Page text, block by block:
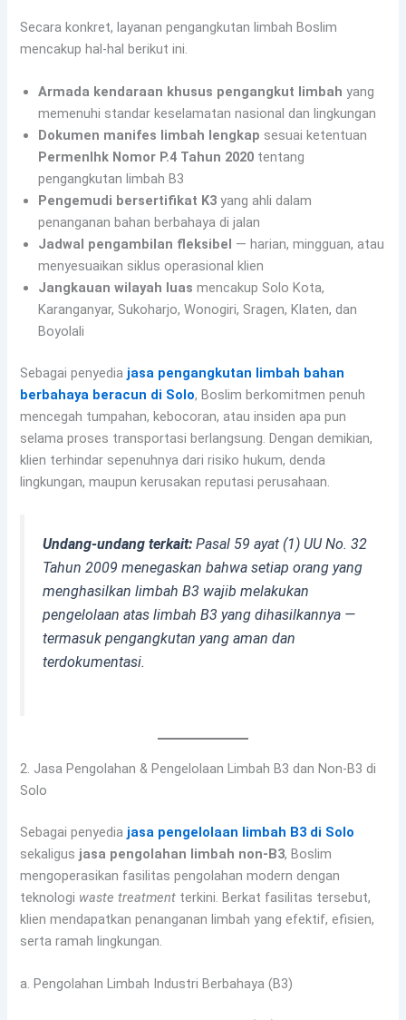
Secara konkret, layanan pengangkutan limbah Boslim
mencakup hal-hal berikut ini.
Armada kendaraan khusus pengangkut limbah yang
memenuhi standar keselamatan nasional dan lingkungan
Dokumen manifes limbah lengkap sesuai ketentuan
Permenlhk Nomor P.4 Tahun 2020 tentang
pengangkutan limbah B3
Pengemudi bersertifikat K3 yang ahli dalam
penanganan bahan berbahaya di jalan
Jadwal pengambilan fleksibel — harian, mingguan, atau
menyesuaikan siklus operasional klien
Jangkauan wilayah luas mencakup Solo Kota,
Karanganyar, Sukoharjo, Wonogiri, Sragen, Klaten, dan
Boyolali
Sebagai penyedia jasa pengangkutan limbah bahan
berbahaya beracun di Solo, Boslim berkomitmen penuh
mencegah tumpahan, kebocoran, atau insiden apa pun
selama proses transportasi berlangsung. Dengan demikian,
klien terhindar sepenuhnya dari risiko hukum, denda
lingkungan, maupun kerusakan reputasi perusahaan.
Undang-undang terkait: Pasal 59 ayat (1) UU No. 32
Tahun 2009 menegaskan bahwa setiap orang yang
menghasilkan limbah B3 wajib melakukan
pengelolaan atas limbah B3 yang dihasilkannya —
termasuk pengangkutan yang aman dan
terdokumentasi.
2. Jasa Pengolahan & Pengelolaan Limbah B3 dan Non-B3 di
Solo
Sebagai penyedia jasa pengelolaan limbah B3 di Solo
sekaligus jasa pengolahan limbah non-B3, Boslim
mengoperasikan fasilitas pengolahan modern dengan
teknologi waste treatment terkini. Berkat fasilitas tersebut,
klien mendapatkan penanganan limbah yang efektif, efisien,
serta ramah lingkungan.
a. Pengolahan Limbah Industri Berbahaya (B3)